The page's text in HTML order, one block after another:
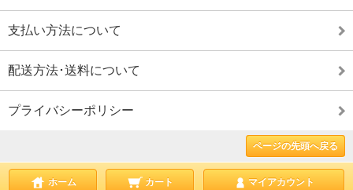
支払い方法について
配送方法･送料について
プライバシーポリシー
ページの先頭へ戻る
ホーム カート マイアカウント